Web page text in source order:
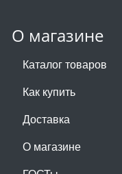
О магазине
Каталог товаров
Как купить
Доставка
О магазине